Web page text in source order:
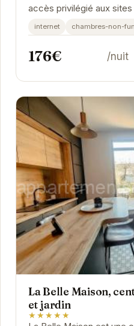
accès privilégié aux
Avec ses deux
internet chambres-non-
176€ /nuit
La Belle Maison,
et jardin
★★★★★